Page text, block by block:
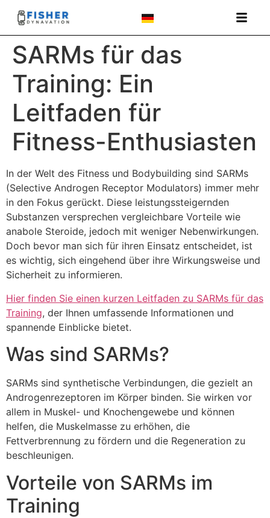
SARMs für das
Training: Ein
Leitfaden für
Fitness-Enthusiasten
In der Welt des Fitness und Bodybuilding sind SARMs
(Selective Androgen Receptor Modulators) immer mehr
in den Fokus gerückt. Diese leistungssteigernden
Substanzen versprechen vergleichbare Vorteile wie
anabole Steroide, jedoch mit weniger Nebenwirkungen.
Doch bevor man sich für ihren Einsatz entscheidet, ist
es wichtig, sich eingehend über ihre Wirkungsweise und
Sicherheit zu informieren.
Hier finden Sie einen kurzen Leitfaden zu SARMs für das
Training, der Ihnen umfassende Informationen und
spannende Einblicke bietet.
Was sind SARMs?
SARMs sind synthetische Verbindungen, die gezielt an
Androgenrezeptoren im Körper binden. Sie wirken vor
allem in Muskel- und Knochengewebe und können
helfen, die Muskelmasse zu erhöhen, die
Fettverbrennung zu fördern und die Regeneration zu
beschleunigen.
Vorteile von SARMs im
Training